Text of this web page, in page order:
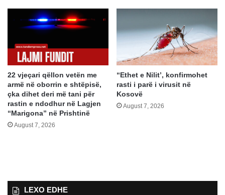
22 vjeçari qëllon vetën me
armë në oborrin e shtëpisë,
çka dihet deri më tani për
rastin e ndodhur në Lagjen
“Marigona” në Prishtinë
August 7, 2026
“Ethet e Nilit’, konfirmohet
rasti i parë i virusit në
Kosovë
August 7, 2026
LEXO EDHE